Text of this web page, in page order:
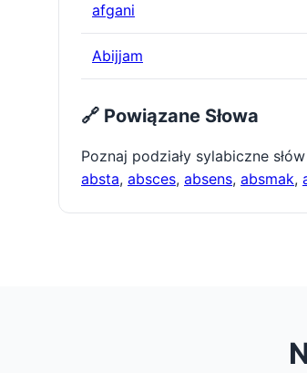
afgani
Abijjam
🔗 Powiązane Słowa
Poznaj podziały sylabiczne
absta, absces, absens, absmak,